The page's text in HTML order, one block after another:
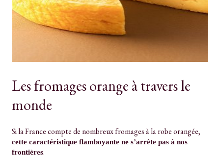
Les fromages orange à travers le
monde
Si la France compte de nombreux fromages à la robe orangée,
cette caractéristique flamboyante ne s’arrête pas à nos
frontières.